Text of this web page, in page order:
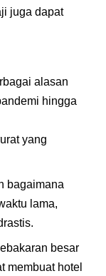
juga dapat
alasan
hingga
yang
bagaimana
lama,
besar
membuat hotel